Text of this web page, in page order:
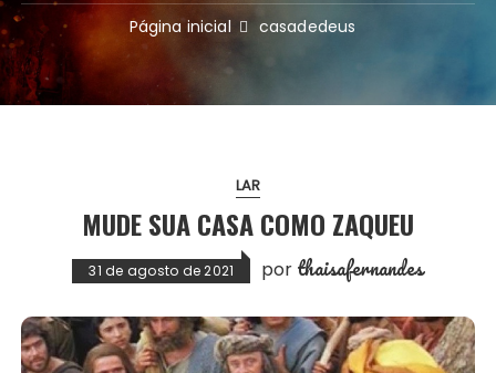
Página inicial casadedeus
LAR
MUDE SUA CASA COMO ZAQUEU
31 de agosto de 2021 por thaisafernandes